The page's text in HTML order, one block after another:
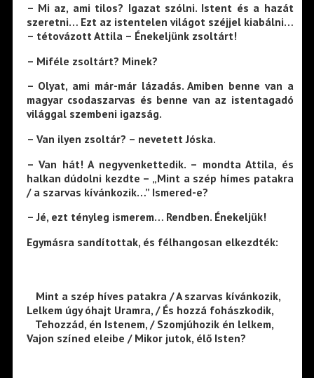
– Mi az, ami tilos? Igazat szólni. Istent és a hazát
szeretni… Ezt az istentelen világot széjjel kiabálni…
– tétovázott Attila – Énekeljünk zsoltárt!
– Miféle zsoltárt? Minek?
– Olyat, ami már-már lázadás. Amiben benne van a
magyar csodaszarvas és benne van az istentagadó
világgal szembeni igazság.
– Van ilyen zsoltár? – nevetett Jóska.
– Van hát! A negyvenkettedik. – mondta Attila, és
halkan dúdolni kezdte – „Mint a szép hímes patakra
/ a szarvas kívánkozik…” Ismered-e?
– Jé, ezt tényleg ismerem… Rendben. Énekeljük!
Egymásra sandítottak, és félhangosan elkezdték:
Mint a szép híves patakra / A szarvas kívánkozik,
Lelkem úgy óhajt Uramra, / És hozzá fohászkodik,
Tehozzád, én Istenem, / Szomjúhozik én lelkem,
Vajon színed eleibe / Mikor jutok, élő Isten?